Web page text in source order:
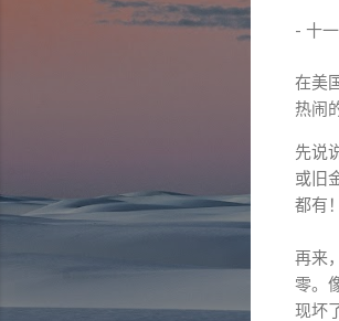
- 十
在美
热闹
先说
或 旧
都有 ！
再来，
零。
现坏